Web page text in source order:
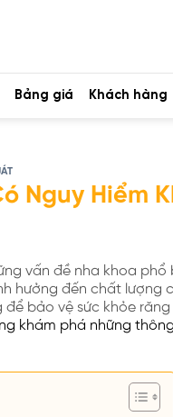
Bảng giá Khách hàng
Nguy Hiểm
vấn đề nha khoa
hưởng đến chất lượng
bảo vệ sức khỏe răng
khám phá những